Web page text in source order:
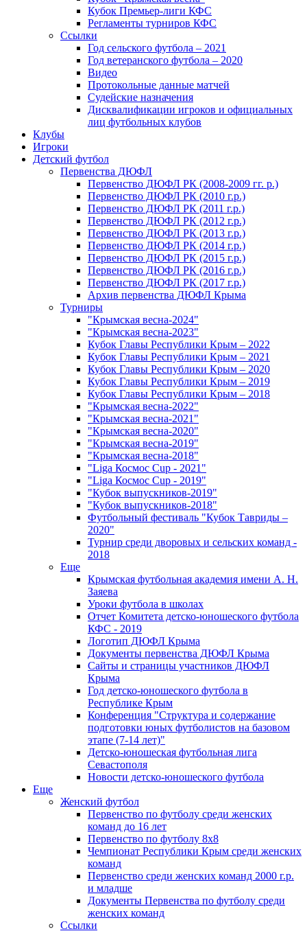
Кубок Премьер-лиги КФС
Регламенты турниров КФС
Ссылки
Год сельского футбола – 2021
Год ветеранского футбола – 2020
Видео
Протокольные данные матчей
Судейские назначения
Дисквалификации игроков и официальных
лиц футбольных клубов
Клубы
Игроки
Детский футбол
Первенства ДЮФЛ
Первенство ДЮФЛ РК (2008-2009 гг. р.)
Первенство ДЮФЛ РК (2010 г.р.)
Первенство ДЮФЛ РК (2011 г.р.)
Первенство ДЮФЛ РК (2012 г.р.)
Первенство ДЮФЛ РК (2013 г.р.)
Первенство ДЮФЛ РК (2014 г.р.)
Первенство ДЮФЛ РК (2015 г.р.)
Первенство ДЮФЛ РК (2016 г.р.)
Первенство ДЮФЛ РК (2017 г.р.)
Архив первенства ДЮФЛ Крыма
Турниры
"Крымская весна-2024"
"Крымская весна-2023"
Кубок Главы Республики Крым – 2022
Кубок Главы Республики Крым – 2021
Кубок Главы Республики Крым – 2020
Кубок Главы Республики Крым – 2019
Кубок Главы Республики Крым – 2018
"Крымская весна-2022"
"Крымская весна-2021"
"Крымская весна-2020"
"Крымская весна-2019"
"Крымская весна-2018"
"Liga Космос Cup - 2021"
"Liga Космос Cup - 2019"
"Кубок выпускников-2019"
"Кубок выпускников-2018"
Футбольный фестиваль "Кубок Тавриды –
2020"
Турнир среди дворовых и сельских команд -
2018
Еще
Крымская футбольная академия имени А. Н.
Заяева
Уроки футбола в школах
Отчет Комитета детско-юношеского футбола
КФС - 2019
Логотип ДЮФЛ Крыма
Документы первенства ДЮФЛ Крыма
Сайты и страницы участников ДЮФЛ
Крыма
Год детско-юношеского футбола в
Республике Крым
Конференция "Структура и содержание
подготовки юных футболистов на базовом
этапе (7-14 лет)"
Детско-юношеская футбольная лига
Севастополя
Новости детско-юношеского футбола
Еще
Женский футбол
Первенство по футболу среди женских
команд до 16 лет
Первенство по футболу 8х8
Чемпионат Республики Крым среди женских
команд
Первенство среди женских команд 2000 г.р.
и младше
Документы Первенства по футболу среди
женских команд
Ссылки